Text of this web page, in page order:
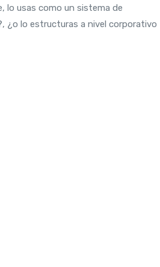
lo usas como un sistema de
¿o lo estructuras a nivel corporativo